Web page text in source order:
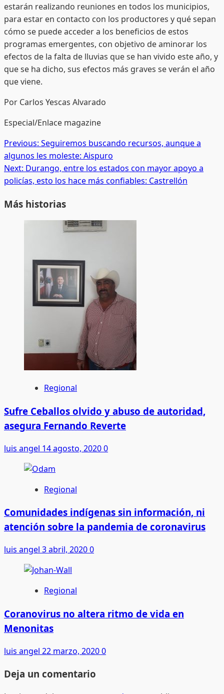
estarán realizando reuniones en todos los municipios,
para estar en contacto con los productores y qué sepan
cómo se puede acceder a los beneficios de estos
programas emergentes, con objetivo de aminorar los
efectos de la falta de lluvias que se han vivido este año, y
que se ha dicho, sus efectos más graves se verán el año
que viene.
Por Carlos Yescas Alvarado
Especial/Enlace magazine
Post
navigation
Previous: Seguiremos buscando recursos, aunque a
algunos les moleste: Aispuro
Next: Durango, entre los estados con mayor apoyo a
policías, esto los hace más confiables: Castrellón
Más historias
Regional
Sufre Ceballos olvido y abuso de autoridad,
asegura Fernando Reverte
luis angel 14 agosto, 20200
Regional
Comunidades indígenas sin información, ni
atención sobre la pandemia de coronavirus
luis angel 3 abril, 20200
Regional
Coranovirus no altera ritmo de vida en
Menonitas
luis angel 22 marzo, 20200
Deja un comentario